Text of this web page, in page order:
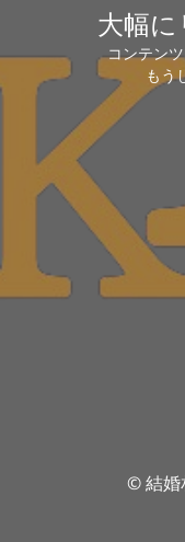
大幅に
コンテン
もう
© 結婚